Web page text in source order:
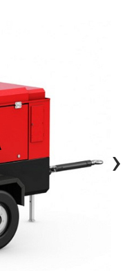
›